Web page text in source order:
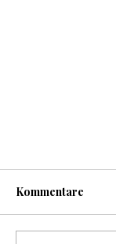
Kommentare